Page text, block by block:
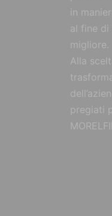
in
al fine di
migliore.
Alla
pregiati